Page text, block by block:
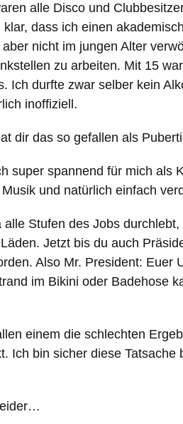
alle Disco und
dass ich einen
nicht im jungen Alter
zu arbeiten. Mit 15
Ich durfte zwar selber kein
inoffiziell.
dir das so gefallen als
super spannend für mich als
und natürlich einfach
alle Stufen des Jobs
Jetzt bis du auch
Also Mr. President: Euer
im Bikini oder Badehose
einem die schlechten
Ich bin sicher diese Tatsache